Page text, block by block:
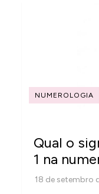
NUMEROLOGIA
Qual o
1 na